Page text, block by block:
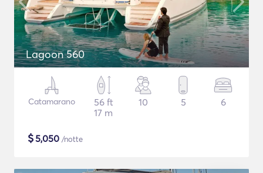
Lagoon 560
Catamarano
56 ft
17 m
10 5 6
$5,050 /notte